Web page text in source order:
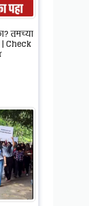
तुमच्या
Check